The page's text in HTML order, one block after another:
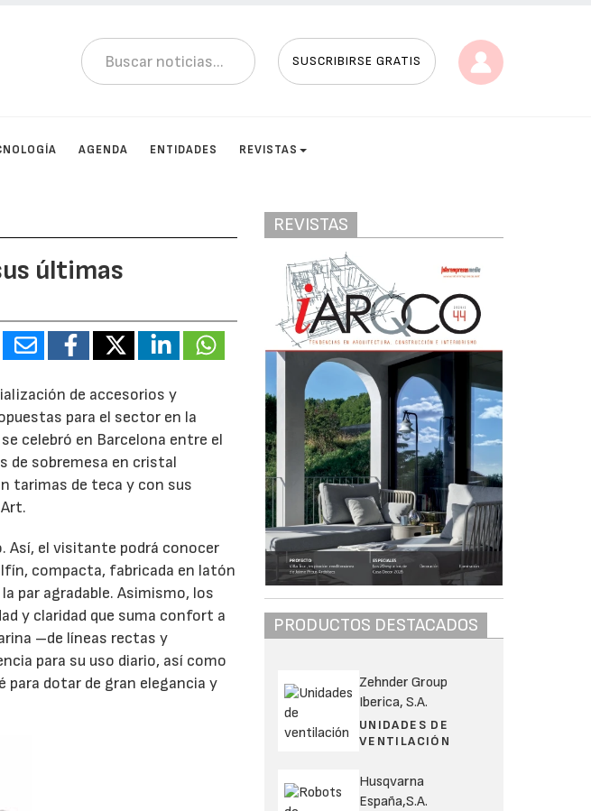
SUSCRIBIRSE GRATIS
AGENDA ENTIDADES REVISTAS
últimas
de accesorios y
para el sector en la
celebró en Barcelona entre el
de sobremesa en cristal
tarimas de teca y con sus
Así, el visitante podrá conocer
compacta, fabricada en latón
par agradable. Asimismo, los
y claridad que suma confort a
–de líneas rectas y
para su uso diario, así como
dotar de gran elegancia y
REVISTAS
PRODUCTOS DESTACADOS
Zehnder Group
Iberica, S.A.
UNIDADES DE
VENTILACIÓN
Husqvarna
España,S.A.